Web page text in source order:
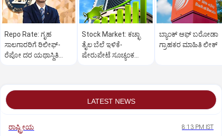
Repo Rate: ಗೃಹ
ಸಾಲಗಾರರಿಗೆ ರಿಲೀಫ್-
ರೆಪೋ ದರ ಯಥಾಸ್ಥಿತಿ
Stock Market: ಕಚ್ಛಾ
ತೈಲ ಬೆಲೆ ಇಳಿಕೆ-
ಷೇರುಪೇಟೆ ಸೂಚ್ಯಂಕ
ಬ್ಯಾಂಕ್ ಆಫ್ ಬರೋಡಾ
ಗ್ರಾಹಕರ ಮಾಹಿತಿ ಲೀಕ್
LATEST NEWS
ರಾಷ್ಟ್ರೀಯ 8:13 PM IST